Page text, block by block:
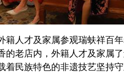
籍人才及家属参观瑞蚨祥百
的老店内，外籍人才及家属
着民族特色的非遗技艺坚持